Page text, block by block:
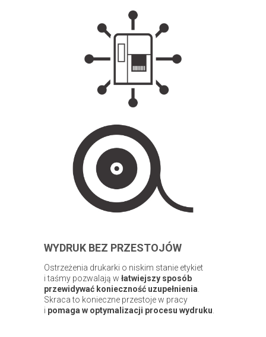
WYDRUK BEZ PRZESTOJÓW
Ostrzeżenia drukarki o niskim stanie etykiet
i taśmy pozwalają w łatwiejszy sposób
przewidywać konieczność uzupełnienia
Skraca to konieczne przestoje w pracy
i pomaga w optymalizacji procesu wydruku